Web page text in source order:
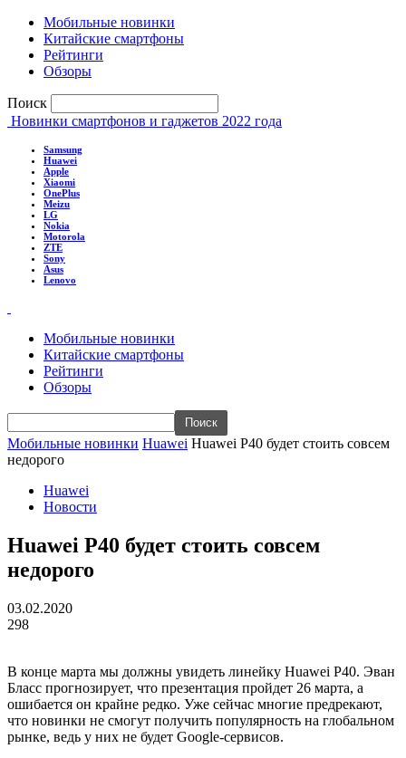
Мобильные новинки
Китайские смартфоны
Рейтинги
Обзоры
Поиск
Новинки смартфонов и гаджетов 2022 года
Samsung
Huawei
Apple
Xiaomi
OnePlus
Meizu
LG
Nokia
Motorola
ZTE
Sony
Asus
Lenovo
Мобильные новинки
Китайские смартфоны
Рейтинги
Обзоры
Мобильные новинки Huawei Huawei P40 будет стоить совсем
недорого
Huawei
Новости
Huawei P40 будет стоить совсем
недорого
03.02.2020
298
В конце марта мы должны увидеть линейку Huawei P40. Эван
Бласс прогнозирует, что презентация пройдет 26 марта, а
ошибается он крайне редко. Уже сейчас многие предрекают,
что новинки не смогут получить популярность на глобальном
рынке, ведь у них не будет Google-сервисов.